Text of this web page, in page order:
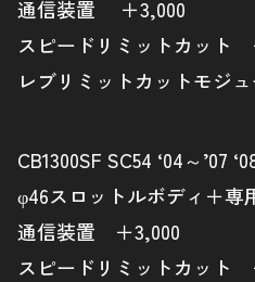
通信装置 ＋3,000
スピードリミットカット
レブリミットカットモジ
CB1300SF SC54 ‘04～’07
φ46スロットルボディ＋
通信装置 ＋3,000
スピードリミットカット